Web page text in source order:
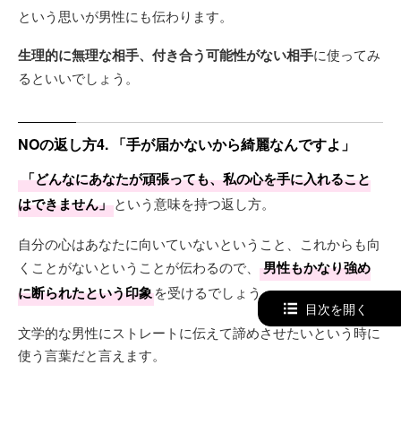
という思いが男性にも伝わります。
生理的に無理な相手、付き合う可能性がない相手に使ってみ
るといいでしょう。
NOの返し方4. 「手が届かないから綺麗なんですよ」
「どんなにあなたが頑張っても、私の心を手に入れること
はできません」という意味を持つ返し方。
自分の心はあなたに向いていないということ、これからも向
くことがないということが伝わるので、
男性もかなり強め
に断られたという印象を受けるでしょう。
文学的な男性にストレートに伝えて諦めさせたいという時に
使う言葉だと言えます。
目次を開く